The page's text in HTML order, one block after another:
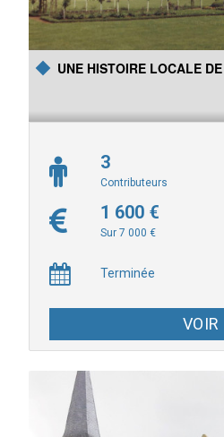
œuvre majeure parmi les plus
avec 130 Choristes, 25 musiciens et
UNE HISTOIRE LOCALE
3
Contributeurs
1 600 €
Sur 7 000 €
Terminée
VOIR